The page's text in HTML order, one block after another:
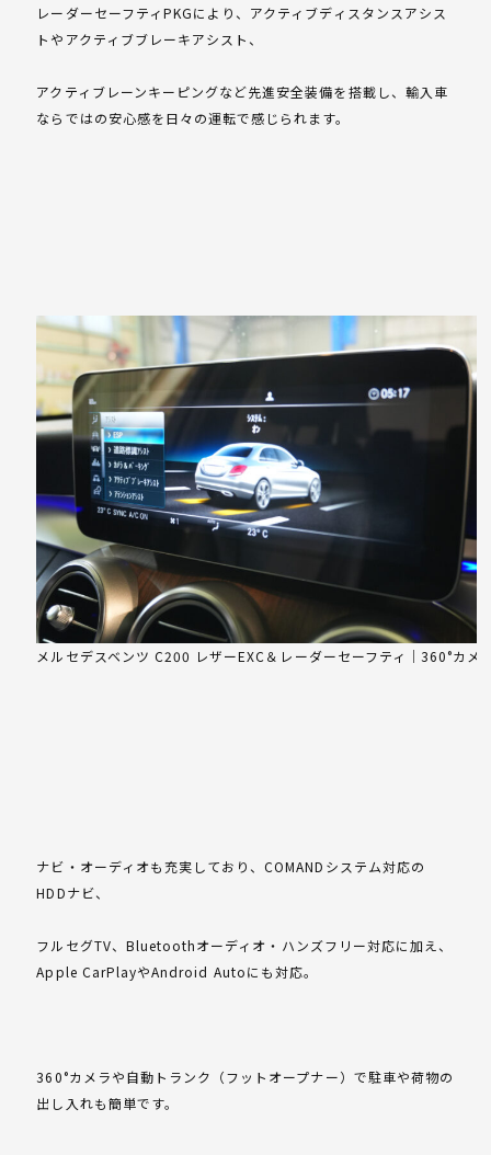
レーダーセーフティPKGにより、アクティブディスタンスアシス
トやアクティブブレーキアシスト、
アクティブレーンキーピングなど先進安全装備を搭載し、輸入車
ならではの安心感を日々の運転で感じられます。
メルセデスベンツ C200 レザーEXC＆レーダーセーフティ｜360°カメ
ナビ・オーディオも充実しており、COMANDシステム対応の
HDDナビ、
フルセグTV、Bluetoothオーディオ・ハンズフリー対応に加え、
Apple CarPlayやAndroid Autoにも対応。
360°カメラや自動トランク（フットオープナー）で駐車や荷物の
出し入れも簡単です。